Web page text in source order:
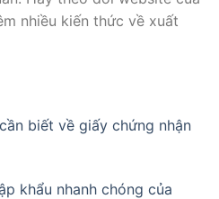
nhiều kiến thức về xuất
biết về giấy chứng nhận
khẩu nhanh chóng của